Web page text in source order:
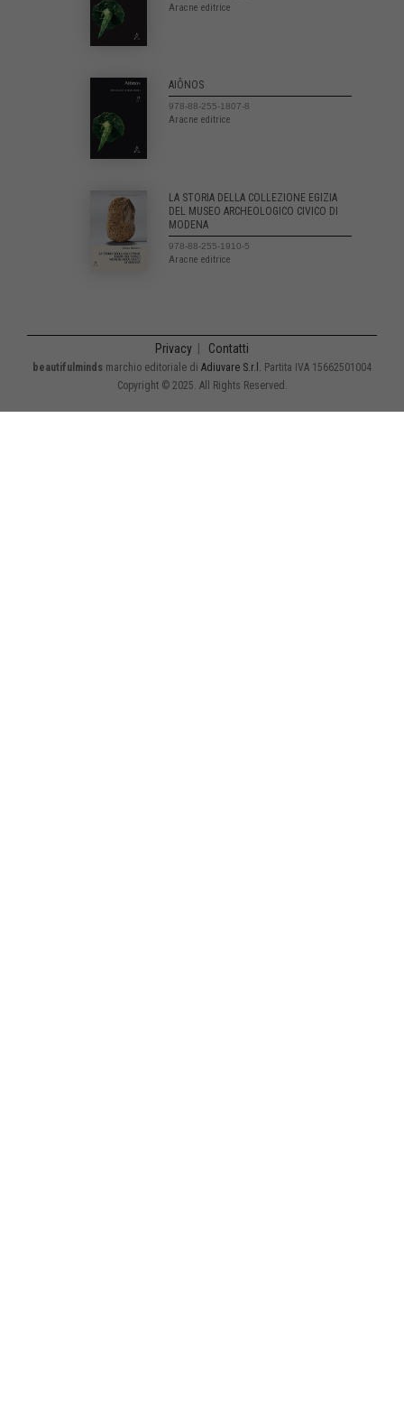
Aracne editrice
AIÔNOS
978-88-255-1807-8
Aracne editrice
LA STORIA DELLA COLLEZIONE EGIZIA
DEL MUSEO ARCHEOLOGICO CIVICO DI
MODENA
978-88-255-1910-5
Aracne editrice
Privacy Contatti
beautifulminds marchio editoriale di Adiuvare S.r.l.
Partita IVA 15662501004
Copyright © 2025. All Rights Reserved.